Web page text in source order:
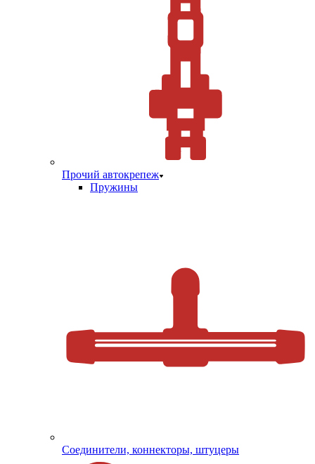
Прочий автокрепеж
Пружины
Соединители, коннекторы, штуцеры